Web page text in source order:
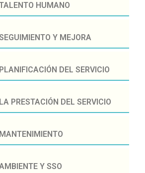
HUMANO
Y MEJORA
DEL SERVICIO
PRESTACIÓN DEL SERVICIO
Y SSO